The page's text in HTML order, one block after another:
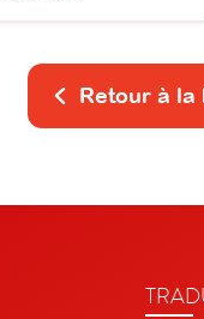
Retour à la